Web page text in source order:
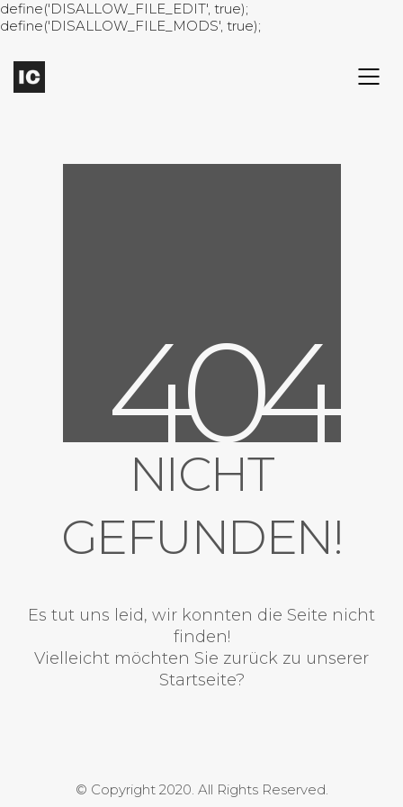
define('DISALLOW_FILE_EDIT', true);
define('DISALLOW_FILE_MODS', true);
404
NICHT
GEFUNDEN!
Es tut uns leid, wir konnten die Seite nicht
finden!
Vielleicht möchten Sie zurück zu unserer
Startseite?
© Copyright 2020. All Rights Reserved.